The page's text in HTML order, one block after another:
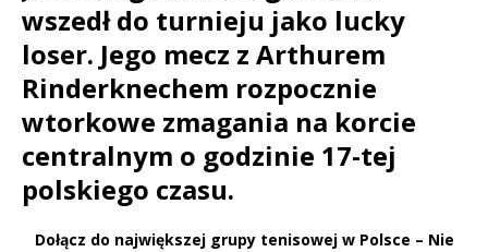
wszedł do turnieju jako lucky
loser. Jego mecz z Arthurem
Rinderknechem rozpocznie
wtorkowe zmagania na korcie
centralnym o godzinie 17-tej
polskiego czasu.
Dołącz do największej grupy tenisowej w Polsce – Nie